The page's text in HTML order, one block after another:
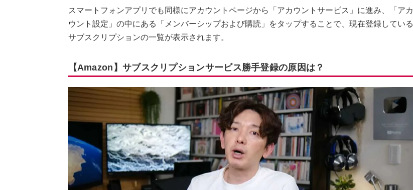
スマートフォンアプリでも同様にアカウントページから「アカウントサービス」に進み、「アカ
ウント設定」の中にある「メンバーシップおよび購読」をタップすることで、現在登録している
サブスクリプションの一覧が表示されます。
【Amazon】サブスクリプションサービス勝手登録の原因は？